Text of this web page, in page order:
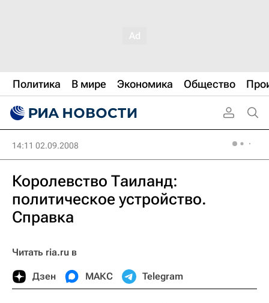
Политика В мире Экономика Общество
14:11 02.09.2008
Королевство Таиланд:
политическое устройство.
Справка
Читать ria.ru в
Дзен МАКС Telegram